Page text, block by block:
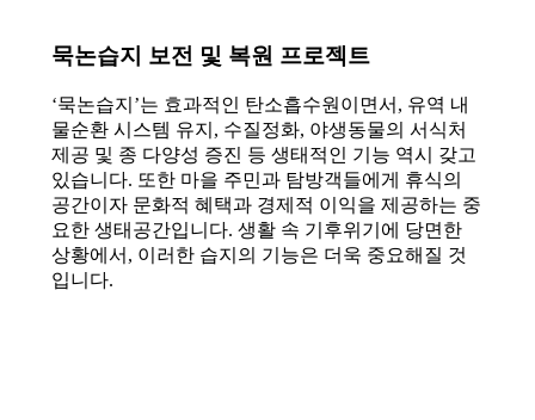
묵논습지 보전 및 복원 프로젝트
‘묵논습지’는 효과적인 탄소흡수원이면서, 유역 내
물순환 시스템 유지, 수질정화, 야생동물의 서식처
제공 및 종 다양성 증진 등 생태적인 기능 역시 갖고
있습니다. 또한 마을 주민과 탐방객들에게 휴식의
공간이자 문화적 혜택과 경제적 이익을 제공하는 중
요한 생태공간입니다. 생활 속 기후위기에 당면한
상황에서, 이러한 습지의 기능은 더욱 중요해질 것
입니다.